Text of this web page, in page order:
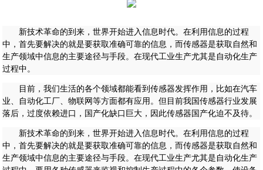
新技术革命的到来，世界开始进入信息时代。在利用信息的过程
中，首先要解决的就是要获取准确可靠的信息，而传感器是获取自然和
生产领域中信息的主要途径与手段。在现代工业生产尤其是自动化生产
过程中。
目前，我们生活的各个领域都能看到传感器发挥作用，比如在汽车
业、自动化工厂、物联网等方面都有应用。但目前我国传感器行业发展
落后，过度依赖进口，国产化缺口巨大，因此传感器国产化迫不及待。
新技术革命的到来，世界开始进入信息时代。在利用信息的过程
中，首先要解决的就是要获取准确可靠的信息，而传感器是获取自然和
生产领域中信息的主要途径与手段。在现代工业生产尤其是自动化生产